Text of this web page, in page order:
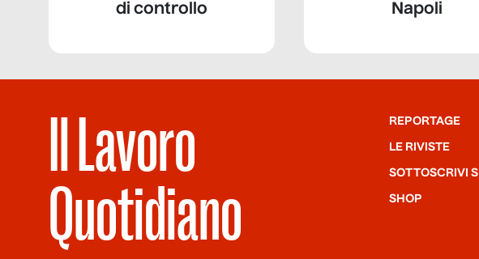
di controllo
Napoli
Il Lavoro
Quotidiano
REPORTAGE
LE RIVISTE
SOTTOSCRIVI
SHOP